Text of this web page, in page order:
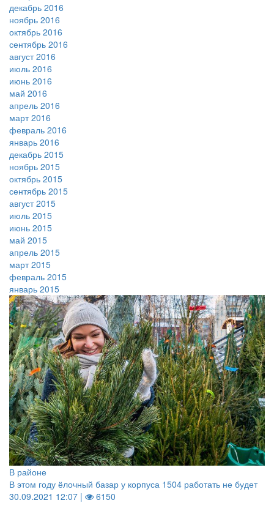
декабрь 2016
ноябрь 2016
октябрь 2016
сентябрь 2016
август 2016
июль 2016
июнь 2016
май 2016
апрель 2016
март 2016
февраль 2016
январь 2016
декабрь 2015
ноябрь 2015
октябрь 2015
сентябрь 2015
август 2015
июль 2015
июнь 2015
май 2015
апрель 2015
март 2015
февраль 2015
январь 2015
В районе
В этом году ёлочный базар у корпуса 1504 работать не будет
30.09.2021 12:07 |
6150